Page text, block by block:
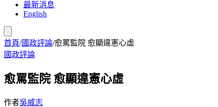
最新消息
English
首頁/國政評論/愈罵監院 愈顯違憲心虛
國政評論
愈罵監院 愈顯違憲心虛
作者吳威志